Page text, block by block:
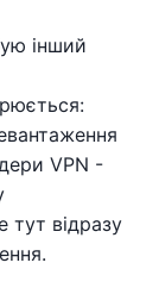
інший
VPN -
тут відразу